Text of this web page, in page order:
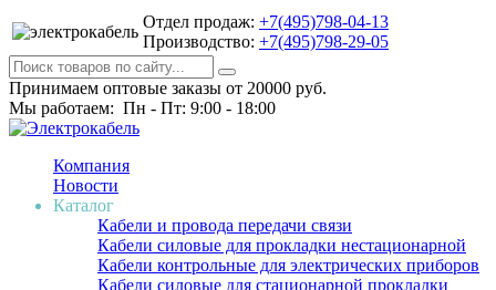
Отдел продаж: +7(495)798-04-13
Производство: +7(495)798-29-05
Принимаем оптовые заказы от 20000 руб.
Мы работаем: Пн - Пт: 9:00 - 18:00
Компания
Новости
Каталог
Кабели и провода передачи связи
Кабели силовые для прокладки нестационарной
Кабели контрольные для электрических приборов
Кабели силовые для стационарной прокладки